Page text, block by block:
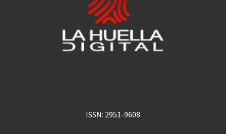
ISSN: 2951-9608